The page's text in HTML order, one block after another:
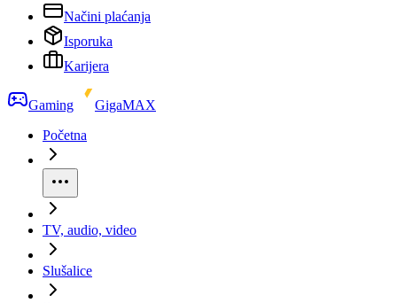
Načini plaćanja
Isporuka
Karijera
Gaming
GigaMAX
Početna
TV, audio, video
Slušalice